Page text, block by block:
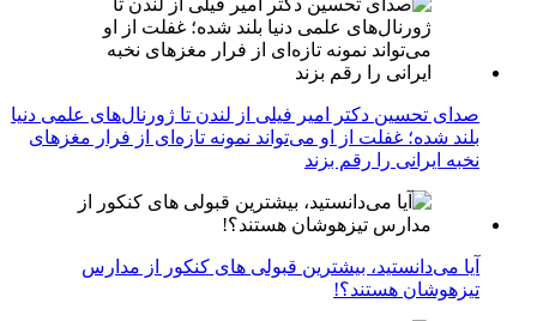
صدای تحسین دکتر امیر فیلی از لندن تا ژورنال‌های علمی دنیا
بلند شده؛ غفلت از او می‌تواند نمونه تازه‌ای از فرار مغزهای
نخبه ایرانی را رقم بزند
آیا می‌دانستید، بیشترین قبولی های کنکور از مدارس
تیزهوشان هستند؟!